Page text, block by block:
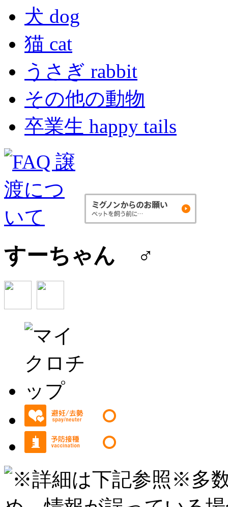
犬 dog
猫 cat
うさぎ rabbit
その他の動物
卒業生 happy tails
すーちゃん